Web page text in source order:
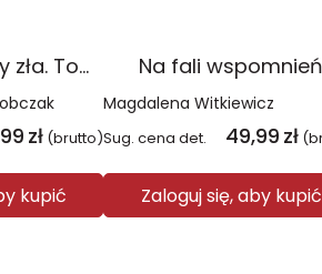
Czerwień. Kolory zła. Tom 1 wyd. 2025
zł (brutto)
kupić
Na fali wspomnień
Magdalena Witkiewicz
Sug. cena det. 49,99 zł
Zaloguj się, aby kupić